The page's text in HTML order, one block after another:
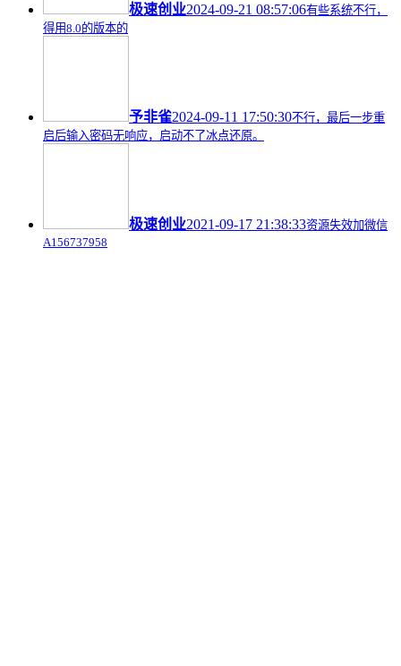
极速创业2024-09-21 08:57:06有些系统不行，
得用8.0的版本的
予非雀2024-09-11 17:50:30不行，最后一步重
启后输入密码无响应，启动不了冰点还原。
极速创业2021-09-17 21:38:33资源失效加微信
A156737958